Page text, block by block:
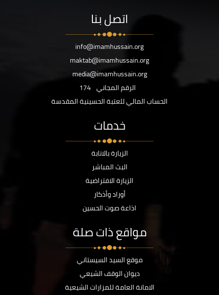
اتصل بنا
info@imamhussain.org
maktab@imamhussain.org
media@imamhussain.org
الرقم المجاني 174
الحساب المالي للعتبة الحسينية المقدسة
خدمات
الزيارة بالانابة
البث المباشر
الزيارة الافتراضية
أوراد وأذكار
اذاعة صوت الحسين
مواقع ذات صلة
موقع السيد السيستاني
ديوان الوقف الشيعي
الامانة العامة للمزارات الشيعية